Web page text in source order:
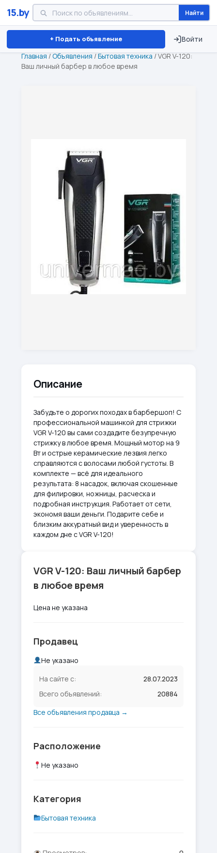
15.by Найти
+ Подать объявление Войти
Минск Витебск Брест ⏱ ТОЛЬКО 15 ДНЕЙ
Главная /Объявления /Бытовая техника /VGR V-120:
Ваш личный барбер в любое время
Описание
Забудьте о дорогих походах в барбершоп! С
профессиональной машинкой для стрижки
VGR V-120 вы сами создадите безупречную
стрижку в любое время. Мощный мотор на 9
Вт и острые керамические лезвия легко
справляются с волосами любой густоты. В
комплекте — всё для идеального
результата: 8 насадок, включая скошенные
для филировки, ножницы, расческа и
подробная инструкция. Работает от сети,
экономя ваши деньги. Подарите себе и
близким аккуратный вид и уверенность в
каждом дне с VGR V-120!
VGR V-120: Ваш личный барбер
в любое время
Цена не указана
Продавец
Не указано
На сайте с:
28.07.2023
Всего объявлений:
20884
Все объявления продавца →
Расположение
Не указано
Категория
Бытовая техника